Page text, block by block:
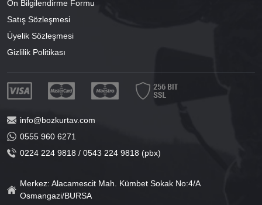
Ön Bilgilendirme Formu
Satış Sözleşmesi
Üyelik Sözleşmesi
Gizlilik Politikası
info@bozkurtav.com
0555 960 6271
0224 224 9818 / 0543 224 9818 (pbx)
Merkez: Alacamescit Mah. Kümbet Sokak No:4/A
Osmangazi/BURSA